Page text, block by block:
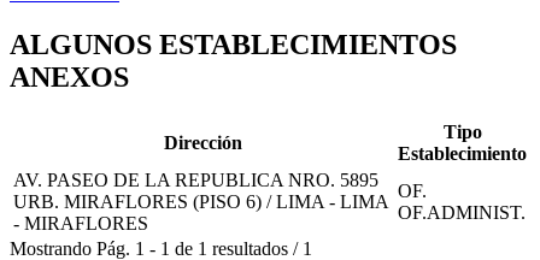
ALGUNOS ESTABLECIMIENTOS
ANEXOS
Dirección
Tipo
Establecimiento
AV. PASEO DE LA REPUBLICA NRO. 5895
URB. MIRAFLORES (PISO 6) / LIMA - LIMA
- MIRAFLORES
OF.
OF.ADMINIST.
Mostrando Pág. 1 - 1 de 1 resultados / 1